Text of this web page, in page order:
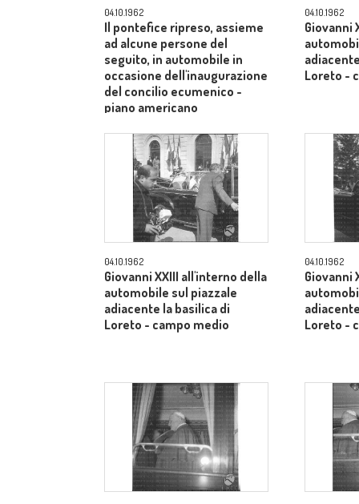
04.10.1962
Il pontefice ripreso, assieme
ad alcune persone del
seguito, in automobile in
occasione dell'inaugurazione
del concilio ecumenico -
piano americano
04.10.1962
Giovanni
Loreto -
04.10.1962
Giovanni XXIII all'interno della
automobile sul piazzale
adiacente la basilica di
Loreto - campo medio
04.10.1962
Giovanni
Loreto -